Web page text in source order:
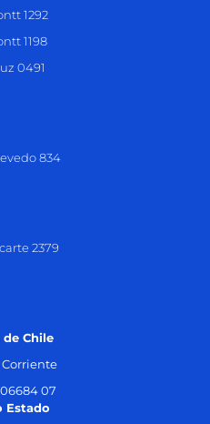
1292
1198
0491
834
2379
de Chile
07
Estado